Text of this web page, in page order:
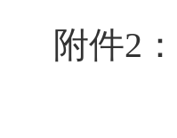
附件2 ：